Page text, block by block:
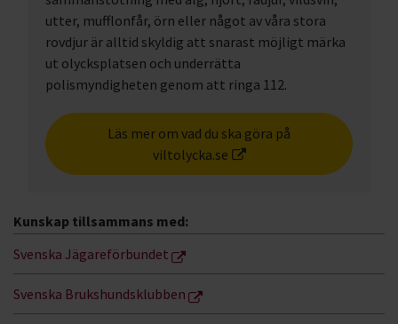
utter, mufflonfår, örn eller något av våra stora
rovdjur är alltid skyldig att snarast möjligt märka
ut olycksplatsen och underrätta
polismyndigheten genom att ringa 112.
Läs mer om vad du ska göra på
viltolycka.se
Kunskap tillsammans med:
Svenska Jägareförbundet
Svenska Brukshundsklubben